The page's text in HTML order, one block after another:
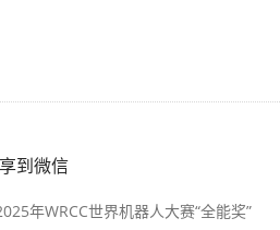
到微信